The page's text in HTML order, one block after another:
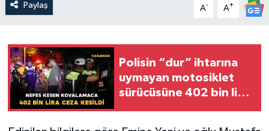
Paylaş A- A+
Polisin “dur” ihtarına
uymayan motosiklet
sürücüsüne 402 bin lira